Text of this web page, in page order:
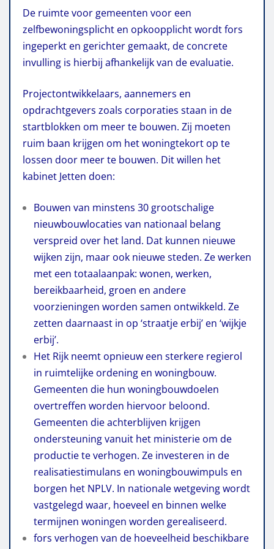
De ruimte voor gemeenten voor een
zelfbewoningsplicht en opkoopplicht wordt fors
ingeperkt en gerichter gemaakt, de concrete
invulling is hierbij afhankelijk van de evaluatie.
Projectontwikkelaars, aannemers en
opdrachtgevers zoals corporaties staan in de
startblokken om meer te bouwen. Zij moeten
ruim baan krijgen om het woningtekort op te
lossen door meer te bouwen. Dit willen het
kabinet Jetten doen:
Bouwen van minstens 30 grootschalige
nieuwbouwlocaties van nationaal belang
verspreid over het land. Dat kunnen nieuwe
wijken zijn, maar ook nieuwe steden. Ze werken
met een totaalaanpak: wonen, werken,
bereikbaarheid, groen en andere
voorzieningen worden samen ontwikkeld. Ze
zetten daarnaast in op ‘straatje erbij’ en ‘wijkje
erbij’.
Het Rijk neemt opnieuw een sterkere regierol
in ruimtelijke ordening en woningbouw.
Gemeenten die hun woningbouwdoelen
overtreffen worden hiervoor beloond.
Gemeenten die achterblijven krijgen
ondersteuning vanuit het ministerie om de
productie te verhogen. Ze investeren in de
realisatiestimulans en woningbouwimpuls en
borgen het NPLV. In nationale wetgeving wordt
vastgelegd waar, hoeveel en binnen welke
termijnen woningen worden gerealiseerd.
fors verhogen van de hoeveelheid beschikbare